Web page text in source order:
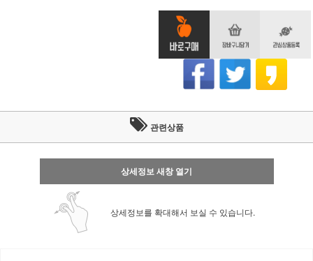
관련상품
상세정보 새창 열기
상세정보를 확대해서 보실 수 있습니다.